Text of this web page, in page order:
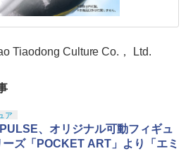
Tiaodong Culture Co.， Ltd.
ア
、オリジナル可動フィギュ
ーズ「POCKET ART」より「エミ